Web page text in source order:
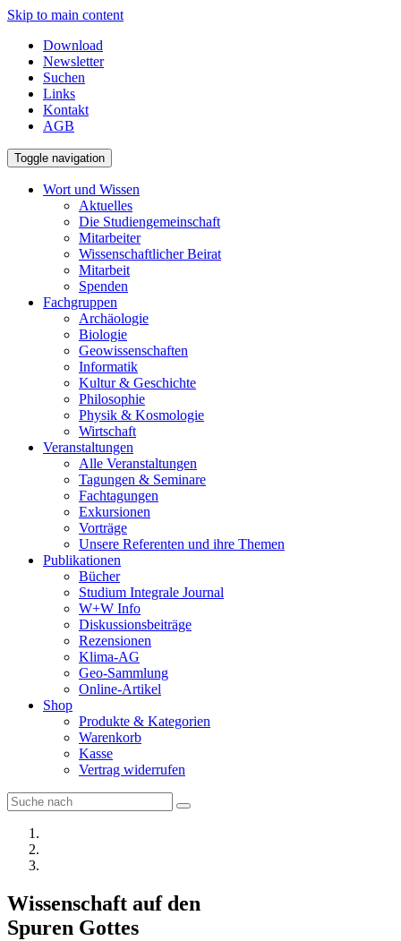
Skip to main content
Download
Newsletter
Suchen
Links
Kontakt
AGB
Toggle navigation
Wort und Wissen
Aktuelles
Die Studiengemeinschaft
Mitarbeiter
Wissenschaftlicher Beirat
Mitarbeit
Spenden
Fachgruppen
Archäologie
Biologie
Geowissenschaften
Informatik
Kultur & Geschichte
Philosophie
Physik & Kosmologie
Wirtschaft
Veranstaltungen
Alle Veranstaltungen
Tagungen & Seminare
Fachtagungen
Exkursionen
Vorträge
Unsere Referenten und ihre Themen
Publikationen
Bücher
Studium Integrale Journal
W+W Info
Diskussionsbeiträge
Rezensionen
Klima-AG
Geo-Sammlung
Online-Artikel
Shop
Produkte & Kategorien
Warenkorb
Kasse
Vertrag widerrufen
Wissenschaft auf den
Spuren Gottes